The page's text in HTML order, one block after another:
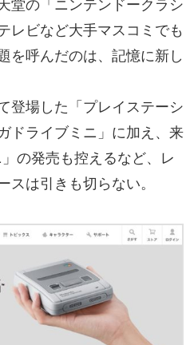
レビなど大手マスコミでも
を呼んだのは、記憶に新し
登場した「プレイステーシ
ドライブミニ」に加え、来
の発売も控えるなど、レ
スは引きも切らない。